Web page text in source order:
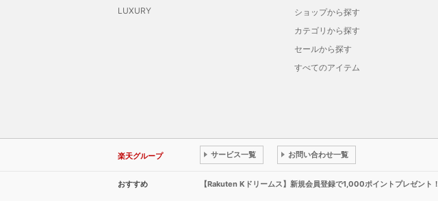
LUXURY
ショップから探す
カテゴリから探す
セールから探す
すべてのアイテム
楽天グループ サービス一覧 お問い合わせ一覧
おすすめ 【Rakuten Kドリームス】新規会員登録で1,000ポイントプレゼント！